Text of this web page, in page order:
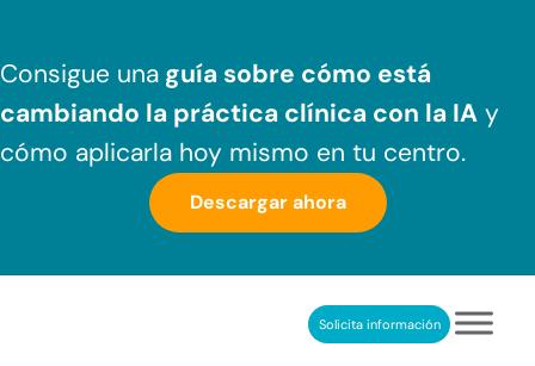
Consigue una guía sobre cómo está
cambiando la práctica clínica con la IA y
cómo aplicarla hoy mismo en tu centro.
Descargar ahora
REHABILITACIÓN COGNITIVA PROFESIONALSolicita información